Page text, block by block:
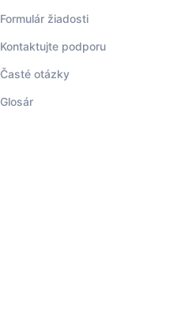
Formulár žiadosti
Kontaktujte podporu
Časté otázky
Glosár